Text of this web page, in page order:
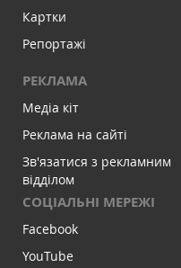
Картки
Репортажі
РЕКЛАМА
Медіа кіт
Реклама на сайті
Зв'язатися з рекламним
відділом
СОЦІАЛЬНІ МЕРЕЖІ
Facebook
YouTube